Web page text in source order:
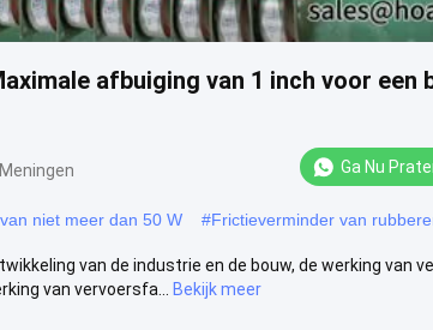
afbuiging van 1 inch voor een
Ga Nu
niet meer dan 50 W #Frictieverminder van
van de industrie en de bouw, de werking van
van vervoersfa...
Bekijk meer